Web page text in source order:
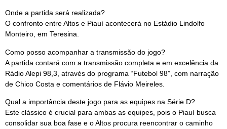
Onde a partida será realizada?
O confronto entre Altos e Piauí acontecerá no Estádio Lindolfo
Monteiro, em Teresina.
Como posso acompanhar a transmissão do jogo?
A partida contará com a transmissão completa e em excelência da
Rádio Alepi 98,3, através do programa “Futebol 98”, com narração
de Chico Costa e comentários de Flávio Meireles.
Qual a importância deste jogo para as equipes na Série D?
Este clássico é crucial para ambas as equipes, pois o Piauí busca
consolidar sua boa fase e o Altos procura reencontrar o caminho